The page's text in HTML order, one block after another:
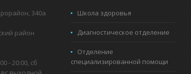
340а
район
- 20:00, сб
Школа здоровья
Диагностическое отделение
Отделение
специализированной помощи